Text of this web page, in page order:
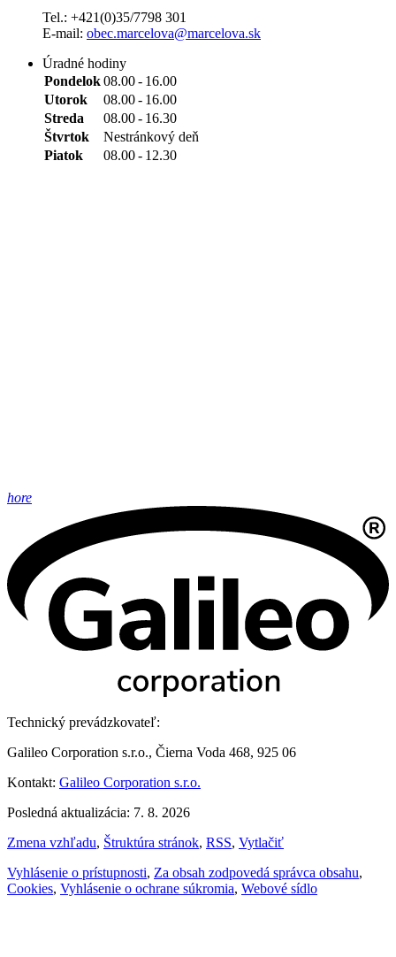
Tel.: +421(0)35/7798 301
E-mail: obec.marcelova@marcelova.sk
Úradné hodiny
Pondelok08.00- 16.00
Utorok
08.00- 16.00
Streda
08.00- 16.30
Štvrtok
Nestránkový deň
Piatok
08.00- 12.30
hore
Technický prevádzkovateľ:
Galileo Corporation s.r.o., Čierna Voda 468, 925 06
Kontakt: Galileo Corporation s.r.o.
Posledná aktualizácia: 7. 8. 2026
Zmena vzhľadu, Štruktúra stránok, RSS, Vytlačiť
Vyhlásenie o prístupnosti, Za obsah zodpovedá správca obsahu,
Cookies, Vyhlásenie o ochrane súkromia, Webové sídlo